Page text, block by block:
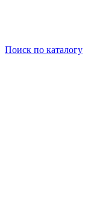
Поиск по каталогу